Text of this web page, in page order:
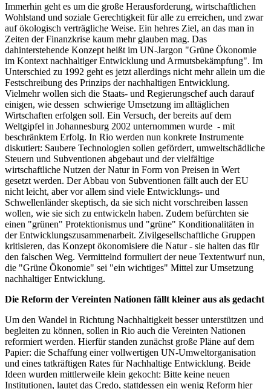
Immerhin geht es um die große Herausforderung, wirtschaftlichen
Wohlstand und soziale Gerechtigkeit für alle zu erreichen, und zwar
auf ökologisch verträgliche Weise. Ein hehres Ziel, an das man in
Zeiten der Finanzkrise kaum mehr glauben mag. Das
dahinterstehende Konzept heißt im UN-Jargon "Grüne Ökonomie
im Kontext nachhaltiger Entwicklung und Armutsbekämpfung". Im
Unterschied zu 1992 geht es jetzt allerdings nicht mehr allein um die
Festschreibung des Prinzips der nachhaltigen Entwicklung.
Vielmehr wollen sich die Staats- und Regierungschef auch darauf
einigen, wie dessen schwierige Umsetzung im alltäglichen
Wirtschaften erfolgen soll. Ein Versuch, der bereits auf dem
Weltgipfel in Johannesburg 2002 unternommen wurde - mit
beschränktem Erfolg. In Rio werden nun konkrete Instrumente
diskutiert: Saubere Technologien sollen gefördert, umweltschädliche
Steuern und Subventionen abgebaut und der vielfältige
wirtschaftliche Nutzen der Natur in Form von Preisen in Wert
gesetzt werden. Der Abbau von Subventionen fällt auch der EU
nicht leicht, aber vor allem sind viele Entwicklungs- und
Schwellenländer skeptisch, da sie sich nicht vorschreiben lassen
wollen, wie sie sich zu entwickeln haben. Zudem befürchten sie
einen "grünen" Protektionismus und "grüne" Konditionalitäten in
der Entwicklungszusammenarbeit. Zivilgesellschaftliche Gruppen
kritisieren, das Konzept ökonomisiere die Natur - sie halten das für
den falschen Weg. Vermittelnd formuliert der neue Textentwurf nun,
die "Grüne Ökonomie" sei "ein wichtiges" Mittel zur Umsetzung
nachhaltiger Entwicklung.
Die Reform der Vereinten Nationen fällt kleiner aus als gedacht
Um den Wandel in Richtung Nachhaltigkeit besser unterstützen und
begleiten zu können, sollen in Rio auch die Vereinten Nationen
reformiert werden. Hierfür standen zunächst große Pläne auf dem
Papier: die Schaffung einer vollwertigen UN-Umweltorganisation
und eines tatkräftigen Rates für Nachhaltige Entwicklung. Beide
Ideen wurden mittlerweile klein gekocht: Bitte keine neuen
Institutionen, lautet das Credo, stattdessen ein wenig Reform hier